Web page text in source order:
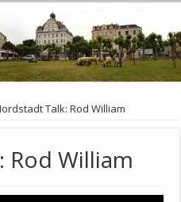
Talk: Rod William
Rod William